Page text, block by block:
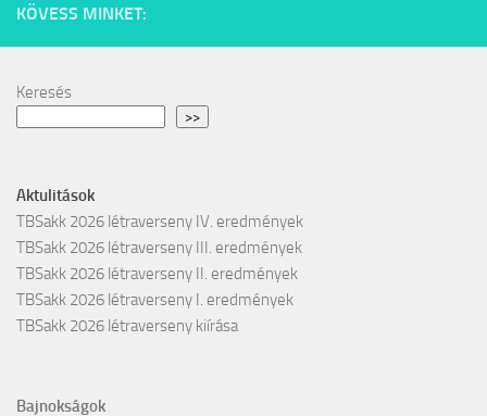
KÖVESS MINKET:
Keresés
>>
Aktulitások
TBSakk 2026 létraverseny IV. eredmények
TBSakk 2026 létraverseny III. eredmények
TBSakk 2026 létraverseny II. eredmények
TBSakk 2026 létraverseny I. eredmények
TBSakk 2026 létraverseny kiírása
Bajnokságok